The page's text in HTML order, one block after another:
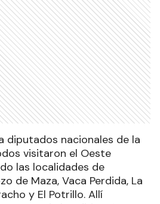
diputados nacionales de la
visitaron el Oeste
las localidades de
de Maza, Vaca Perdida, La
y El Potrillo. Allí